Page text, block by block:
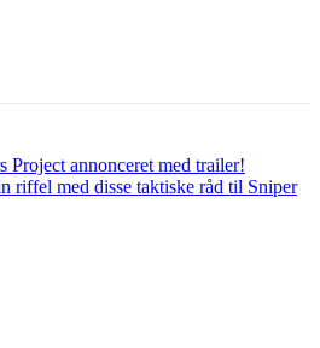
Project annonceret med trailer!
riffel med disse taktiske råd til Sniper